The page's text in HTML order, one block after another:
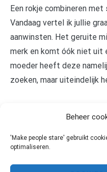
Beheer
'Make people stare' gebruikt
optimaliseren.
Een rokje combineren
Vandaag vertel ik jullie
aanwinsten. Het geruite
merk en komt óók niet uit
moeder heeft deze
zoeken, maar uiteindelijk